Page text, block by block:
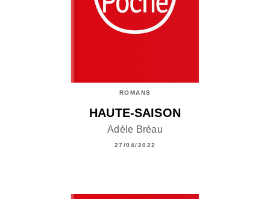
ROMANS
HAUTE-SAISON
Adèle Bréau
27/04/2022